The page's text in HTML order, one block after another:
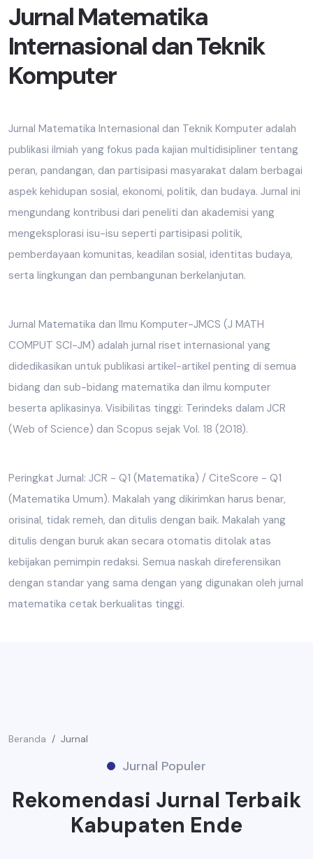
Jurnal Matematika
Internasional dan Teknik
Komputer
Jurnal Matematika Internasional dan Teknik Komputer adalah
publikasi ilmiah yang fokus pada kajian multidisipliner tentang
peran, pandangan, dan partisipasi masyarakat dalam berbagai
aspek kehidupan sosial, ekonomi, politik, dan budaya. Jurnal ini
mengundang kontribusi dari peneliti dan akademisi yang
mengeksplorasi isu-isu seperti partisipasi politik,
pemberdayaan komunitas, keadilan sosial, identitas budaya,
serta lingkungan dan pembangunan berkelanjutan.
Jurnal Matematika dan Ilmu Komputer-JMCS (J MATH
COMPUT SCI-JM) adalah jurnal riset internasional yang
didedikasikan untuk publikasi artikel-artikel penting di semua
bidang dan sub-bidang matematika dan ilmu komputer
beserta aplikasinya. Visibilitas tinggi: Terindeks dalam JCR
(Web of Science) dan Scopus sejak Vol. 18 (2018).
Peringkat Jurnal: JCR - Q1 (Matematika) / CiteScore - Q1
(Matematika Umum). Makalah yang dikirimkan harus benar,
orisinal, tidak remeh, dan ditulis dengan baik. Makalah yang
ditulis dengan buruk akan secara otomatis ditolak atas
kebijakan pemimpin redaksi. Semua naskah direferensikan
dengan standar yang sama dengan yang digunakan oleh jurnal
matematika cetak berkualitas tinggi.
Beranda Jurnal
Jurnal Populer
Rekomendasi Jurnal Terbaik
Kabupaten Ende